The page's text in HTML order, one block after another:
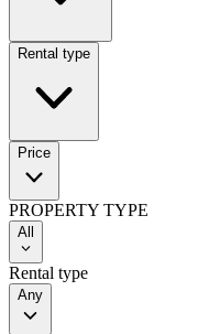
Rental type
Price
PROPERTY TYPE
All
Rental type
Any